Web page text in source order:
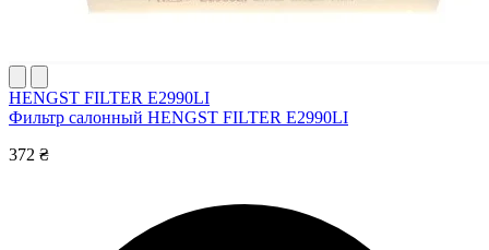
HENGST FILTER E2990LI
Фильтр салонный HENGST FILTER E2990LI
372 ₴